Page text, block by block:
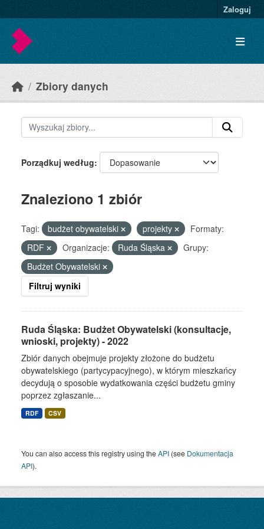
Zaloguj
Zbiory danych
Porządkuj według
Znaleziono 1 zbiór
Tagi: budżet obywatelski projekty
Formaty:
RDF
Organizacje: Ruda Śląska
Grupy:
Budżet Obywatelski
Filtruj wyniki
Ruda Śląska: Budżet Obywatelski (konsultacje,
wnioski, projekty) - 2022
Zbiór danych obejmuje projekty złożone do budżetu
obywatelskiego (partycypacyjnego), w którym mieszkańcy
decydują o sposobie wydatkowania części budżetu gminy
poprzez zgłaszanie...
RDF CSV
You can also access this registry using theAPI (see Dokumentacja
API).